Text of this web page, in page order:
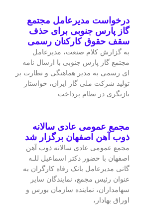
درخواست مدیرعامل مجتمع
گاز پارس جنوبی برای حذف
سقف حقوق کارکنان رسمی
به گزارش کلام صنعت، مدیرعامل
مجتمع گاز پارس جنوبی با ارسال نامه
ای رسمی به مدیر هماهنگی و نظارت بر
تولید شرکت ملی گاز ایران، خواستار
بازنگری در نظام پرداخت
مجمع عمومی عادی سالانه
ذوب آهن اصفهان برگزار شد
مجمع عمومی عادی سالانه ذوب آهن
اصفهان با حضور دکتر اسماعیل للـه
گانی مدیرعامل بانک رفاه کارگران به
عنوان رئیس مجمع، نمایندگان سایر
سهامداران، نماینده سازمان بورس و
اوراق بهادار،